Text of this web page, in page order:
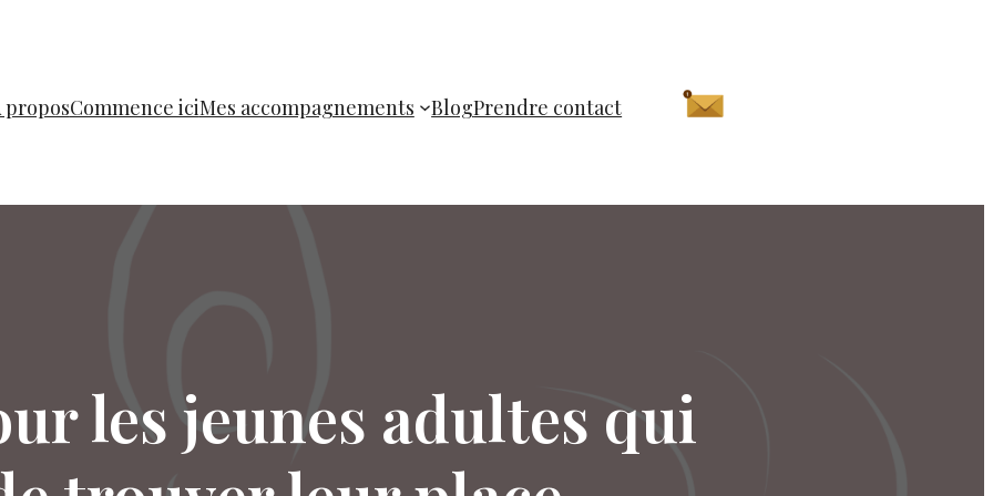
proposCommence iciMes accompagnements BlogPrendre contact
les jeunes adultes qui